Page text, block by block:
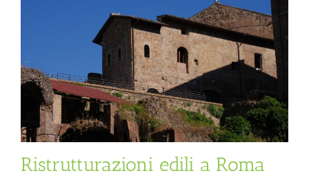
Ristrutturazioni edili a Roma